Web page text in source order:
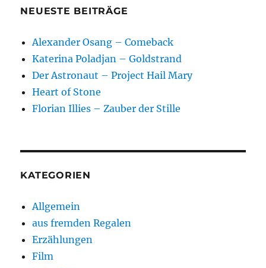
NEUESTE BEITRÄGE
Alexander Osang – Comeback
Katerina Poladjan – Goldstrand
Der Astronaut – Project Hail Mary
Heart of Stone
Florian Illies – Zauber der Stille
KATEGORIEN
Allgemein
aus fremden Regalen
Erzählungen
Film